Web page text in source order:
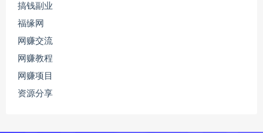
搞钱副业
福缘网
网赚交流
网赚教程
网赚项目
资源分享